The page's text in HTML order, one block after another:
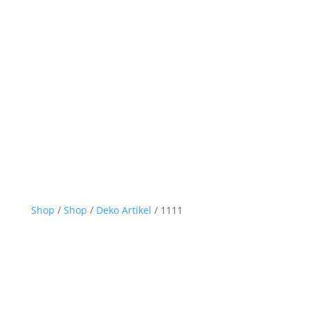
Shop / Shop / Deko Artikel / 1111